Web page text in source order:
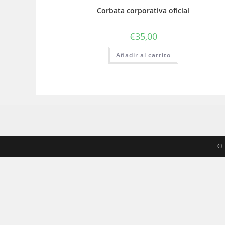
Corbata corporativa oficial
€35,00
Añadir al carrito
©️